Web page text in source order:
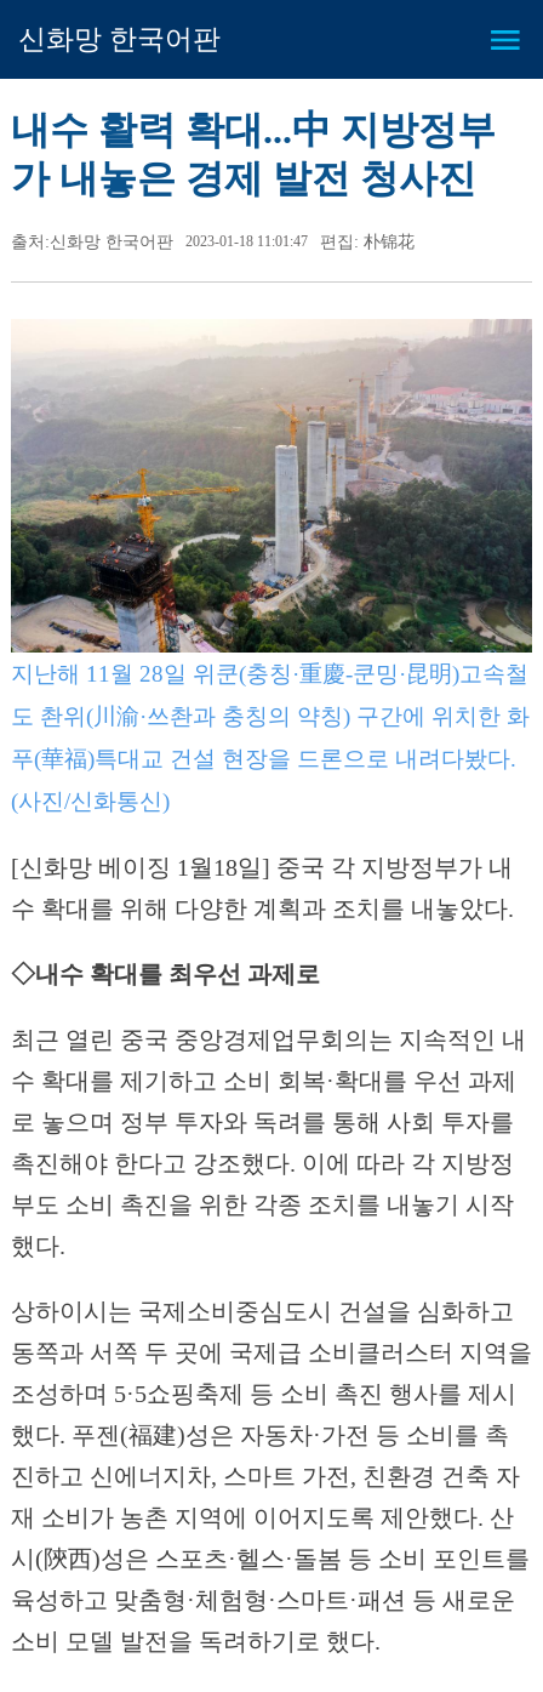
신화망 한국어판
내수 활력 확대...中 지방정부
가 내놓은 경제 발전 청사진
출처:신화망 한국어판 2023-01-18 11:01:47 편집: 朴锦花
지난해 11월 28일 위쿤(충칭·重慶-쿤밍·昆明)고속철
도 촨위(川渝·쓰촨과 충칭의 약칭) 구간에 위치한 화
푸(華福)특대교 건설 현장을 드론으로 내려다봤다.
(사진/신화통신)
[신화망 베이징 1월18일] 중국 각 지방정부가 내
수 확대를 위해 다양한 계획과 조치를 내놓았다.
◇내수 확대를 최우선 과제로
최근 열린 중국 중앙경제업무회의는 지속적인 내
수 확대를 제기하고 소비 회복·확대를 우선 과제
로 놓으며 정부 투자와 독려를 통해 사회 투자를
촉진해야 한다고 강조했다. 이에 따라 각 지방정
부도 소비 촉진을 위한 각종 조치를 내놓기 시작
했다.
상하이시는 국제소비중심도시 건설을 심화하고
동쪽과 서쪽 두 곳에 국제급 소비클러스터 지역을
조성하며 5·5쇼핑축제 등 소비 촉진 행사를 제시
했다. 푸젠(福建)성은 자동차·가전 등 소비를 촉
진하고 신에너지차, 스마트 가전, 친환경 건축 자
재 소비가 농촌 지역에 이어지도록 제안했다. 산
시(陝西)성은 스포츠·헬스·돌봄 등 소비 포인트를
육성하고 맞춤형·체험형·스마트·패션 등 새로운
소비 모델 발전을 독려하기로 했다.